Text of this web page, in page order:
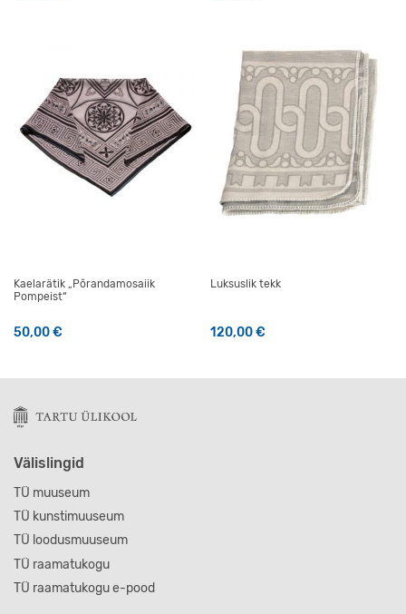
Kaelarätik „Põrandamosaiik
Pompeist“
50,00€
Luksuslik tekk
120,00€
Välislingid
TÜ muuseum
TÜ kunstimuuseum
TÜ loodusmuuseum
TÜ raamatukogu
TÜ raamatukogu e-pood